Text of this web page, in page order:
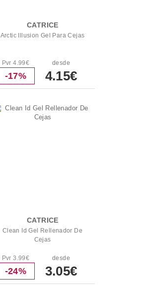
CATRICE
Arctic Illusion Gel Para Cejas
Pvr 4.99€
-17%
desde
4.15€
CATRICE
Clean Id Gel Rellenador De
Cejas
Pvr 3.99€
-24%
desde
3.05€